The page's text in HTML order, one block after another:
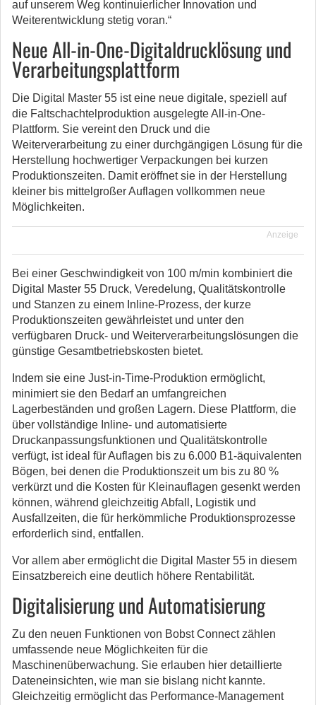
auf unserem Weg kontinuierlicher Innovation und
Weiterentwicklung stetig voran.“
Neue All-in-One-Digitaldrucklösung und
Verarbeitungsplattform
Die Digital Master 55 ist eine neue digitale, speziell auf
die Faltschachtelproduktion ausgelegte All-in-One-
Plattform. Sie vereint den Druck und die
Weiterverarbeitung zu einer durchgängigen Lösung für die
Herstellung hochwertiger Verpackungen bei kurzen
Produktionszeiten. Damit eröffnet sie in der Herstellung
kleiner bis mittelgroßer Auflagen vollkommen neue
Möglichkeiten.
Anzeige
Bei einer Geschwindigkeit von 100 m/min kombiniert die
Digital Master 55 Druck, Veredelung, Qualitätskontrolle
und Stanzen zu einem Inline-Prozess, der kurze
Produktionszeiten gewährleistet und unter den
verfügbaren Druck- und Weiterverarbeitungslösungen die
günstige Gesamtbetriebskosten bietet.
Indem sie eine Just-in-Time-Produktion ermöglicht,
minimiert sie den Bedarf an umfangreichen
Lagerbeständen und großen Lagern. Diese Plattform, die
über vollständige Inline- und automatisierte
Druckanpassungsfunktionen und Qualitätskontrolle
verfügt, ist ideal für Auflagen bis zu 6.000 B1-äquivalenten
Bögen, bei denen die Produktionszeit um bis zu 80 %
verkürzt und die Kosten für Kleinauflagen gesenkt werden
können, während gleichzeitig Abfall, Logistik und
Ausfallzeiten, die für herkömmliche Produktionsprozesse
erforderlich sind, entfallen.
Vor allem aber ermöglicht die Digital Master 55 in diesem
Einsatzbereich eine deutlich höhere Rentabilität.
Digitalisierung und Automatisierung
Zu den neuen Funktionen von Bobst Connect zählen
umfassende neue Möglichkeiten für die
Maschinenüberwachung. Sie erlauben hier detaillierte
Dateneinsichten, wie man sie bislang nicht kannte.
Gleichzeitig ermöglicht das Performance-Management